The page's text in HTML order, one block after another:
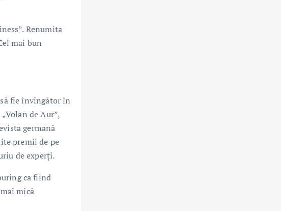
Renumita
mai bun
fie învingător în
de Aur”,
germană
premii de pe
de experţi.
ca fiind
mică